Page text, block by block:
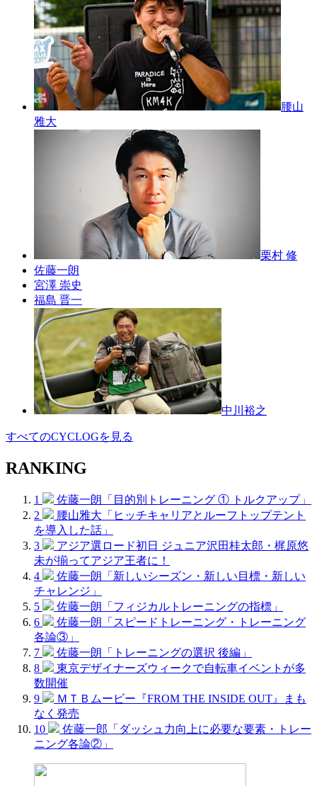
腰山
雅大
栗村 修
佐藤一朗
宮澤 崇史
福島 晋一
中川裕之
すべてのCYCLOGを見る
RANKING
1
佐藤一朗「目的別トレーニング ① トルクアップ」
2
腰山雅大「ヒッチキャリアとルーフトップテント
を導入した話」
3
アジア選ロード初日 ジュニア沢田桂太郎・梶原悠
未が揃ってアジア王者に！
4
佐藤一朗「新しいシーズン・新しい目標・新しい
チャレンジ」
5
佐藤一朗「フィジカルトレーニングの指標」
6
佐藤一朗「スピードトレーニング・トレーニング
各論③」
7
佐藤一朗「トレーニングの選択 後編」
8
東京デザイナーズウィークで自転車イベントが多
数開催
9
ＭＴＢムービー『FROM THE INSIDE OUT』まも
なく発売
10
佐藤一郎「ダッシュ力向上に必要な要素・トレー
ニング各論②」